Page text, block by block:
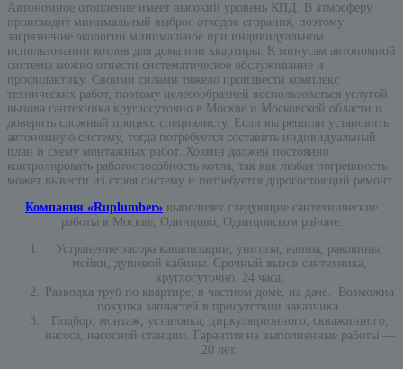
Автономное отопление имеет высокий уровень КПД. В атмосферу
происходит минимальный выброс отходов сгорания, поэтому
загрязнение экологии минимальное при индивидуальном
использовании котлов для дома или квартиры. К минусам автономной
системы можно отнести систематическое обслуживание и
профилактику. Своими силами тяжело произвести комплекс
технических работ, поэтому целесообразней воспользоваться услугой
вызова сантехника круглосуточно в Москве и Московской области и
доверить сложный процесс специалисту. Если вы решили установить
автономную систему, тогда потребуется составить индивидуальный
план и схему монтажных работ. Хозяин должен постоянно
контролировать работоспособность котла, так как любая погрешность
может вывести из строя систему и потребуется дорогостоящий ремонт.
Компания «Ruplumber» выполняет следующие сантехнические
работы в Москве, Одинцово, Одинцовском районе:
Устранение засора канализации, унитаза, ванны, раковины,
мойки, душевой кабины. Срочный вызов сантехника,
круглосуточно, 24 часа;
Разводка труб по квартире, в частном доме, на даче. Возможна
покупка запчастей в присутствии заказчика.
Подбор, монтаж, установка, циркуляционного, скважинного,
насоса, насосной станции. Гарантия на выполненные работы —
20 лет.